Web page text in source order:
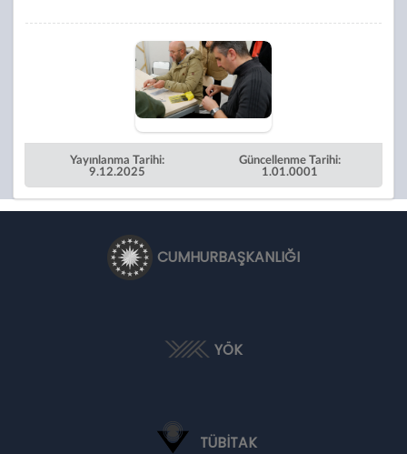
Yayınlanma Tarihi:
9.12.2025
Güncellenme Tarihi:
1.01.0001
CUMHURBAŞKANLIĞI
YÖK
TÜBİTAK